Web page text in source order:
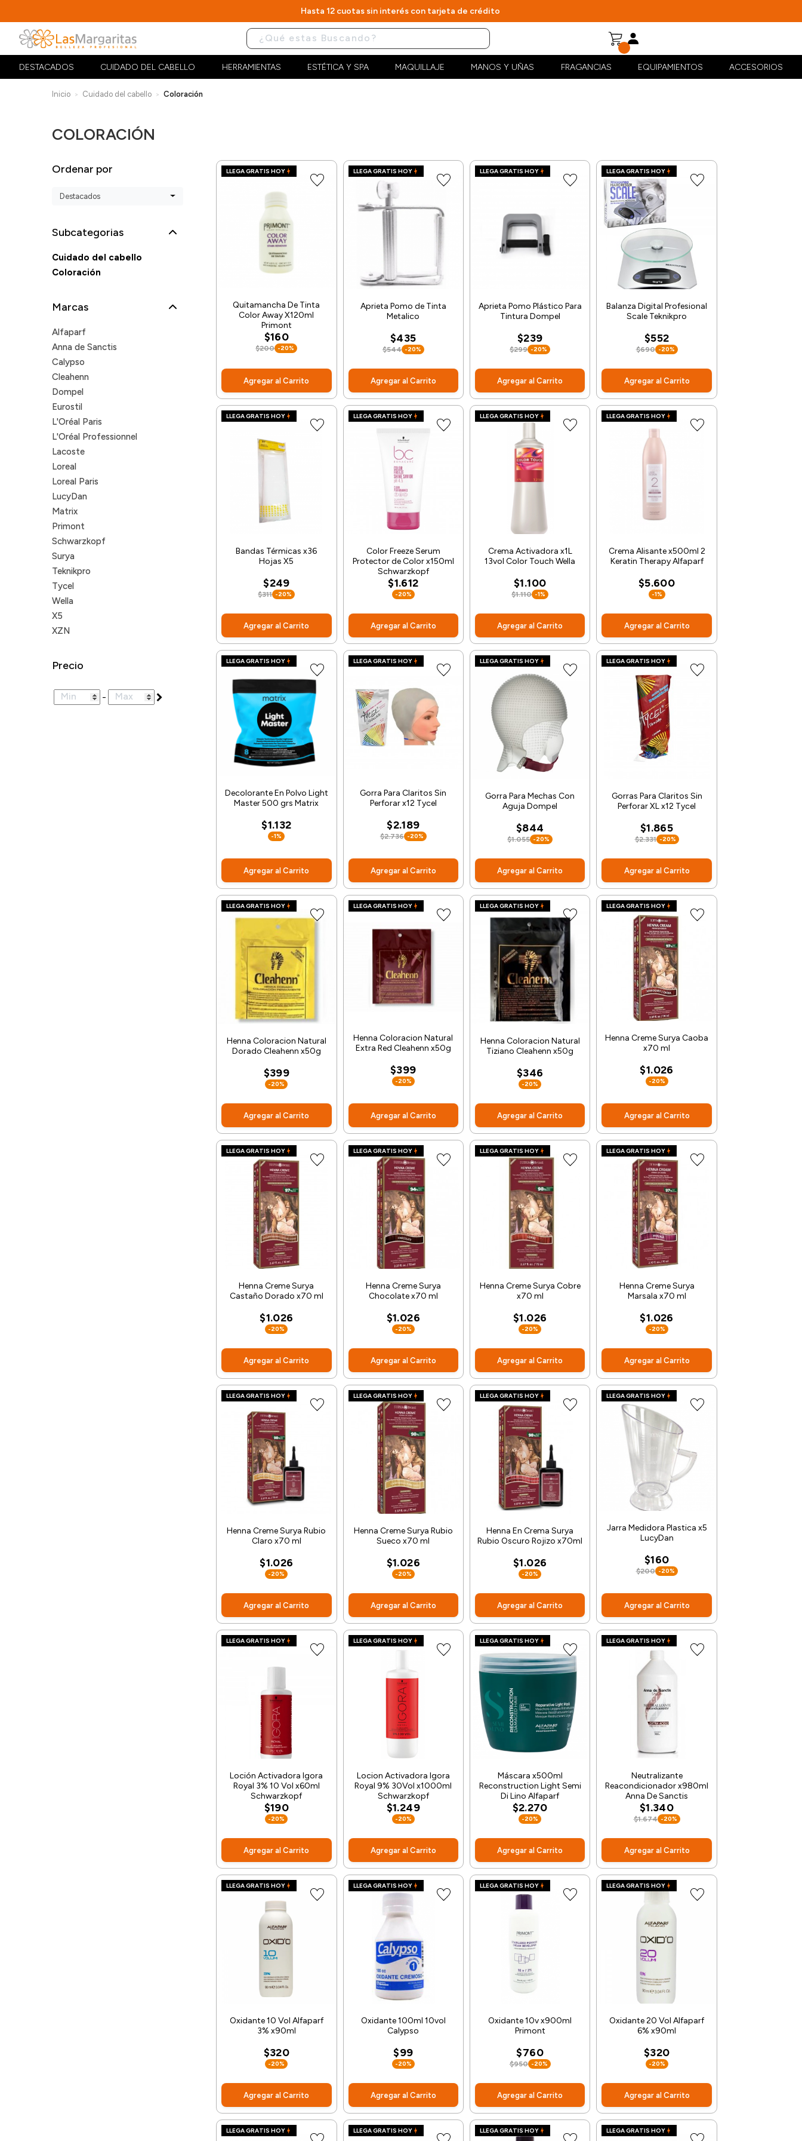
Hasta 12 cuotas sin interés con tarjeta de crédito
DESTACADOS CUIDADO DEL CABELLO HERRAMIENTAS ESTÉTICA Y SPA MAQUILLAJE MANOS Y UÑAS FRAGANCIAS EQUIPAMIENTOS ACCESORIOS
Inicio Cuidado del cabello Coloración
COLORACIÓN
Ordenar por
Destacados
Subcategorias
Cuidado del cabello
Coloración
Marcas
Alfaparf
Anna de Sanctis
Calypso
Cleahenn
Dompel
Eurostil
L'Oréal Paris
L'Oréal Professionnel
Lacoste
Loreal
Loreal Paris
LucyDan
Matrix
Primont
Schwarzkopf
Surya
Teknikpro
Tycel
Wella
X5
XZN
Precio
-
LLEGA GRATIS HOY
Quitamancha De Tinta
Color Away X120ml
Primont
$160
$200 -20%
Agregar al Carrito
LLEGA GRATIS HOY
Aprieta Pomo de Tinta
Metalico
$435
$544 -20%
Agregar al Carrito
LLEGA GRATIS HOY
Aprieta Pomo Plástico Para
Tintura Dompel
$239
$299 -20%
Agregar al Carrito
LLEGA GRATIS HOY
Balanza Digital Profesional
Scale Teknikpro
$552
$690 -20%
Agregar al Carrito
LLEGA GRATIS HOY
Bandas Térmicas x36
Hojas X5
$249
$311 -20%
Agregar al Carrito
LLEGA GRATIS HOY
Color Freeze Serum
Protector de Color x150ml
Schwarzkopf
$1.612
-20%
Agregar al Carrito
LLEGA GRATIS HOY
Crema Activadora x1L
13vol Color Touch Wella
$1.100
$1.110 -1%
Agregar al Carrito
LLEGA GRATIS HOY
Crema Alisante x500ml 2
Keratin Therapy Alfaparf
$5.600
-1%
Agregar al Carrito
LLEGA GRATIS HOY
Decolorante En Polvo Light
Master 500 grs Matrix
$1.132
-1%
Agregar al Carrito
LLEGA GRATIS HOY
Gorra Para Claritos Sin
Perforar x12 Tycel
$2.189
$2.736 -20%
Agregar al Carrito
LLEGA GRATIS HOY
Gorra Para Mechas Con
Aguja Dompel
$844
$1.055 -20%
Agregar al Carrito
LLEGA GRATIS HOY
Gorras Para Claritos Sin
Perforar XL x12 Tycel
$1.865
$2.331 -20%
Agregar al Carrito
LLEGA GRATIS HOY
Henna Coloracion Natural
Dorado Cleahenn x50g
$399
-20%
Agregar al Carrito
LLEGA GRATIS HOY
Henna Coloracion Natural
Extra Red Cleahenn x50g
$399
-20%
Agregar al Carrito
LLEGA GRATIS HOY
Henna Coloracion Natural
Tiziano Cleahenn x50g
$346
-20%
Agregar al Carrito
LLEGA GRATIS HOY
Henna Creme Surya Caoba
x70 ml
$1.026
-20%
Agregar al Carrito
LLEGA GRATIS HOY
Henna Creme Surya
Castaño Dorado x70 ml
$1.026
-20%
Agregar al Carrito
LLEGA GRATIS HOY
Henna Creme Surya
Chocolate x70 ml
$1.026
-20%
Agregar al Carrito
LLEGA GRATIS HOY
Henna Creme Surya Cobre
x70 ml
$1.026
-20%
Agregar al Carrito
LLEGA GRATIS HOY
Henna Creme Surya
Marsala x70 ml
$1.026
-20%
Agregar al Carrito
LLEGA GRATIS HOY
Henna Creme Surya Rubio
Claro x70 ml
$1.026
-20%
Agregar al Carrito
LLEGA GRATIS HOY
Henna Creme Surya Rubio
Sueco x70 ml
$1.026
-20%
Agregar al Carrito
LLEGA GRATIS HOY
Henna En Crema Surya
Rubio Oscuro Rojizo x70ml
$1.026
-20%
Agregar al Carrito
LLEGA GRATIS HOY
Jarra Medidora Plastica x5
LucyDan
$160
$200 -20%
Agregar al Carrito
LLEGA GRATIS HOY
Loción Activadora Igora
Royal 3% 10 Vol x60ml
Schwarzkopf
$190
-20%
Agregar al Carrito
LLEGA GRATIS HOY
Locion Activadora Igora
Royal 9% 30Vol x1000ml
Schwarzkopf
$1.249
-20%
Agregar al Carrito
LLEGA GRATIS HOY
Máscara x500ml
Reconstruction Light Semi
Di Lino Alfaparf
$2.270
-20%
Agregar al Carrito
LLEGA GRATIS HOY
Neutralizante
Reacondicionador x980ml
Anna De Sanctis
$1.340
$1.674 -20%
Agregar al Carrito
LLEGA GRATIS HOY
Oxidante 10 Vol Alfaparf
3% x90ml
$320
-20%
Agregar al Carrito
LLEGA GRATIS HOY
Oxidante 100ml 10vol
Calypso
$99
-20%
Agregar al Carrito
LLEGA GRATIS HOY
Oxidante 10v x900ml
Primont
$760
$950 -20%
Agregar al Carrito
LLEGA GRATIS HOY
Oxidante 20 Vol Alfaparf
6% x90ml
$320
-20%
Agregar al Carrito
LLEGA GRATIS HOY LLEGA GRATIS HOY LLEGA GRATIS HOY LLEGA GRATIS HOY